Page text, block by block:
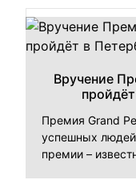
Вручение
Премия Grand
успешных
премии –